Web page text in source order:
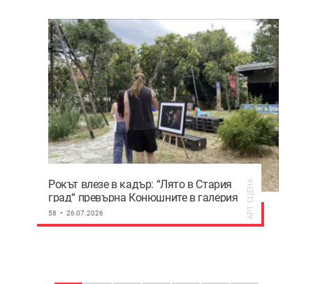
Рокът влезе в кадър: “Лято в Стария
град“ превърна Конюшните в галерия
под открито небе
58 26.07.2026 АРТ СЦЕНА